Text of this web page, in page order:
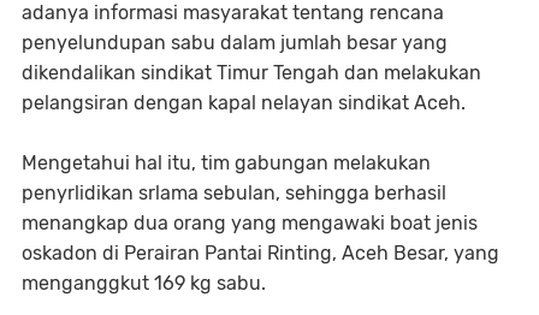
adanya informasi masyarakat tentang rencana
penyelundupan sabu dalam jumlah besar yang
dikendalikan sindikat Timur Tengah dan melakukan
pelangsiran dengan kapal nelayan sindikat Aceh.
Mengetahui hal itu, tim gabungan melakukan
penyrlidikan srlama sebulan, sehingga berhasil
menangkap dua orang yang mengawaki boat jenis
oskadon di Perairan Pantai Rinting, Aceh Besar, yang
menganggkut 169 kg sabu.